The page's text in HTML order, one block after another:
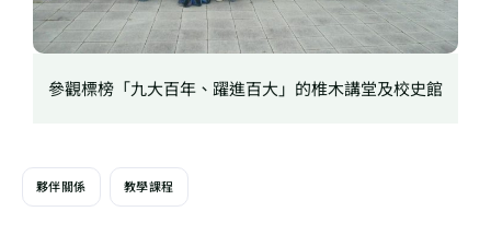
參觀標榜「九大百年、躍進百大」的椎木講堂及校史館
夥伴關係 教學課程